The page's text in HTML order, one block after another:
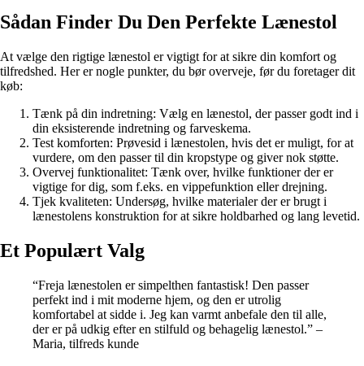
Sådan Finder Du Den Perfekte Lænestol
At vælge den rigtige lænestol er vigtigt for at sikre din komfort og
tilfredshed. Her er nogle punkter, du bør overveje, før du foretager dit
køb:
Tænk på din indretning: Vælg en lænestol, der passer godt ind i
din eksisterende indretning og farveskema.
Test komforten: Prøvesid i lænestolen, hvis det er muligt, for at
vurdere, om den passer til din kropstype og giver nok støtte.
Overvej funktionalitet: Tænk over, hvilke funktioner der er
vigtige for dig, som f.eks. en vippefunktion eller drejning.
Tjek kvaliteten: Undersøg, hvilke materialer der er brugt i
lænestolens konstruktion for at sikre holdbarhed og lang levetid.
Et Populært Valg
“Freja lænestolen er simpelthen fantastisk! Den passer
perfekt ind i mit moderne hjem, og den er utrolig
komfortabel at sidde i. Jeg kan varmt anbefale den til alle,
der er på udkig efter en stilfuld og behagelig lænestol.” –
Maria, tilfreds kunde